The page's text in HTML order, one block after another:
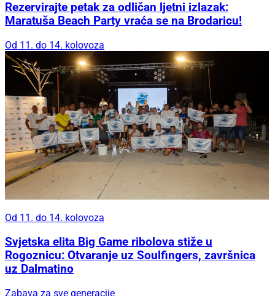
Rezervirajte petak za odličan ljetni izlazak:
Maratuša Beach Party vraća se na Brodaricu!
Od 11. do 14. kolovoza
Od 11. do 14. kolovoza
Svjetska elita Big Game ribolova stiže u
Rogoznicu: Otvaranje uz Soulfingers, završnica
uz Dalmatino
Zabava za sve generacije